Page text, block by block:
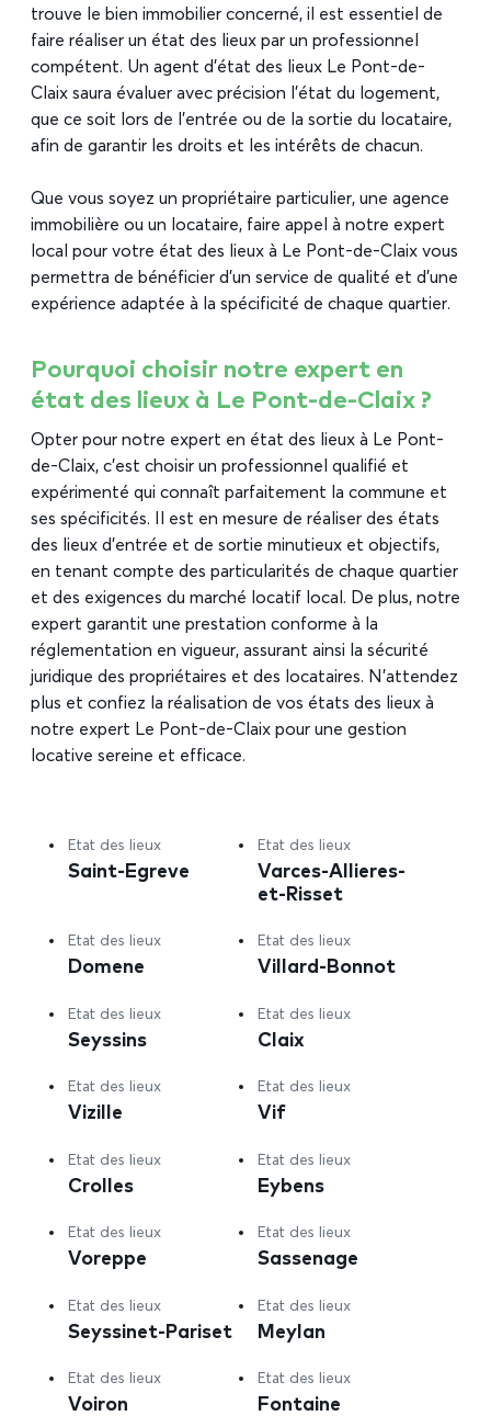
trouve le bien immobilier concerné, il est essentiel de
faire réaliser un état des lieux par un professionnel
compétent. Un agent d’état des lieux Le Pont-de-
Claix saura évaluer avec précision l’état du logement,
que ce soit lors de l’entrée ou de la sortie du locataire,
afin de garantir les droits et les intérêts de chacun.
Que vous soyez un propriétaire particulier, une agence
immobilière ou un locataire, faire appel à notre expert
local pour votre état des lieux à Le Pont-de-Claix vous
permettra de bénéficier d’un service de qualité et d’une
expérience adaptée à la spécificité de chaque quartier.
Pourquoi choisir notre expert en
état des lieux à Le Pont-de-Claix ?
Opter pour notre expert en état des lieux à Le Pont-
de-Claix, c’est choisir un professionnel qualifié et
expérimenté qui connaît parfaitement la commune et
ses spécificités. Il est en mesure de réaliser des états
des lieux d’entrée et de sortie minutieux et objectifs,
en tenant compte des particularités de chaque quartier
et des exigences du marché locatif local. De plus, notre
expert garantit une prestation conforme à la
réglementation en vigueur, assurant ainsi la sécurité
juridique des propriétaires et des locataires. N’attendez
plus et confiez la réalisation de vos états des lieux à
notre expert Le Pont-de-Claix pour une gestion
locative sereine et efficace.
Etat des lieux
Saint-Egreve
Etat des lieux
Varces-Allieres-
et-Risset
Etat des lieux
Domene
Etat des lieux
Villard-Bonnot
Etat des lieux
Seyssins
Etat des lieux
Claix
Etat des lieux
Vizille
Etat des lieux
Vif
Etat des lieux
Crolles
Etat des lieux
Eybens
Etat des lieux
Voreppe
Etat des lieux
Sassenage
Etat des lieux
Seyssinet-Pariset
Etat des lieux
Meylan
Etat des lieux
Voiron
Etat des lieux
Fontaine